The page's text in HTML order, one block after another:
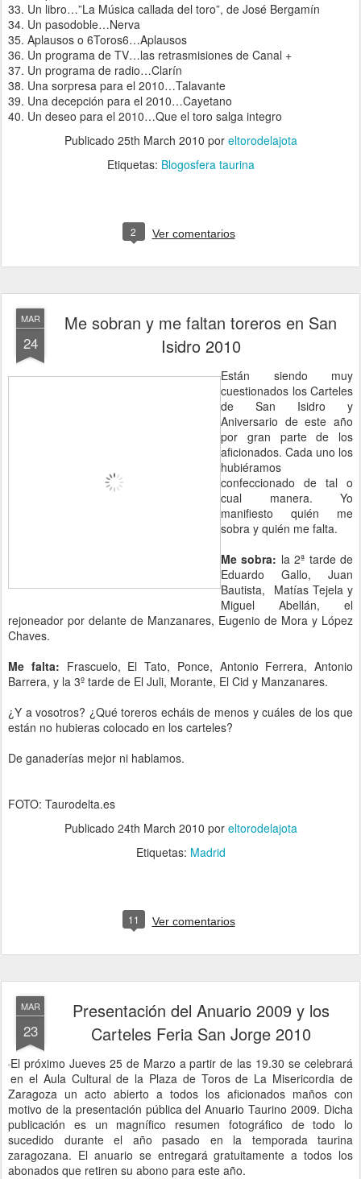
33. Un libro…”La Música callada del toro”, de José Bergamín
34. Un pasodoble…Nerva
35. Aplausos o 6Toros6…Aplausos
36. Un programa de TV…las retrasmisiones de Canal +
37. Un programa de radio…Clarín
38. Una sorpresa para el 2010…Talavante
39. Una decepción para el 2010…Cayetano
40. Un deseo para el 2010…Que el toro salga integro
Publicado 25th March 2010 por eltorodelajota
Etiquetas: Blogosfera taurina
2 Ver comentarios
MAR
24
Me sobran y me faltan toreros en San
Isidro 2010
Están siendo muy
cuestionados los Carteles
de San Isidro y
Aniversario de este año
por gran parte de los
aficionados. Cada uno los
hubiéramos
confeccionado de tal o
cual manera. Yo
manifiesto quién me
sobra y quién me falta.
Me sobra: la 2ª tarde de
Eduardo Gallo, Juan
Bautista, Matías Tejela y
Miguel Abellán, el
rejoneador por delante de Manzanares, Eugenio de Mora y López
Chaves.
Me falta: Frascuelo, El Tato, Ponce, Antonio Ferrera, Antonio
Barrera, y la 3º tarde de El Juli, Morante, El Cid y Manzanares.
¿Y a vosotros? ¿Qué toreros echáis de menos y cuáles de los que
están no hubieras colocado en los carteles?
De ganaderías mejor ni hablamos.
FOTO: Taurodelta.es
Publicado 24th March 2010 por eltorodelajota
Etiquetas: Madrid
11 Ver comentarios
MAR
23
Presentación del Anuario 2009 y los
Carteles Feria San Jorge 2010
El próximo Jueves 25 de Marzo a partir de las 19.30 se celebrará
en el Aula Cultural de la Plaza de Toros de La Misericordia de
Zaragoza un acto abierto a todos los aficionados maños con
motivo de la presentación pública del Anuario Taurino 2009. Dicha
publicación es un magnífico resumen fotográfico de todo lo
sucedido durante el año pasado en la temporada taurina
zaragozana. El anuario se entregará gratuitamente a todos los
abonados que retiren su abono para este año.